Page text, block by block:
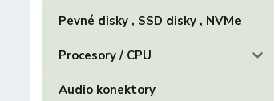
Pevné disky , SSD disky , NVMe
Procesory / CPU
Audio konektory